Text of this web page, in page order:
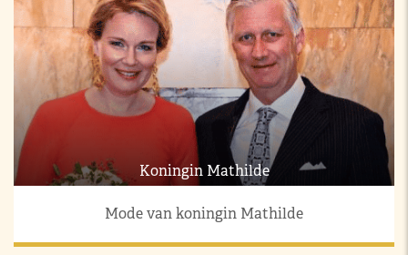
Koningin Mathilde
Mode van koningin Mathilde